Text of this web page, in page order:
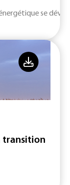
se
transition